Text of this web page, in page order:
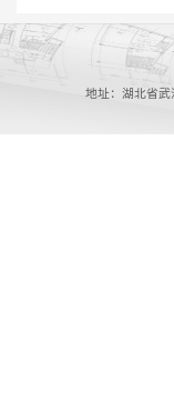
地址：湖北省武